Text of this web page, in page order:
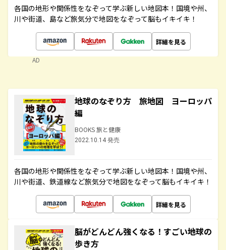
各国の地形や関係性をなぞって学ぶ新しい地図本！国境や州、
川や街道、島など旅気分で地図をなぞって脳もイキイキ！
詳細を見る
AD
地球のなぞり方 旅地図 ヨーロッパ
編
BOOKS 旅と健康
2022.10.14 発売
各国の地形や関係性をなぞって学ぶ新しい地図本！国境や州、
川や街道、鉄道線など旅気分で地図をなぞって脳もイキイキ！
詳細を見る
脳がどんどん強くなる！すごい地球の
歩き方